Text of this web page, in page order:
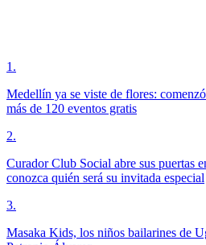
1 .
Medellín ya se viste de flores:
más de 120 eventos gratis
2.
Curador Club Social abre sus puertas
conozca quién será su invitada especial
3.
Masaka Kids, los niños bailarines de